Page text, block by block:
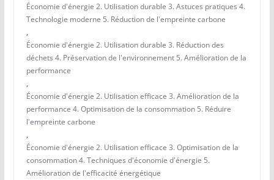
Économie d'énergie 2. Utilisation durable 3. Astuces pratiques 4.
Technologie moderne 5. Réduction de l'empreinte carbone
,
Économie d'énergie 2. Utilisation durable 3. Réduction des
déchets 4. Préservation de l'environnement 5. Amélioration de la
performance
,
Économie d'énergie 2. Utilisation efficace 3. Amélioration de la
performance 4. Optimisation de la consommation 5. Réduire
l'empreinte carbone
,
Économie d'énergie 2. Utilisation efficace 3. Optimisation de la
consommation 4. Techniques d'économie d'énergie 5.
Amélioration de l'efficacité énergétique